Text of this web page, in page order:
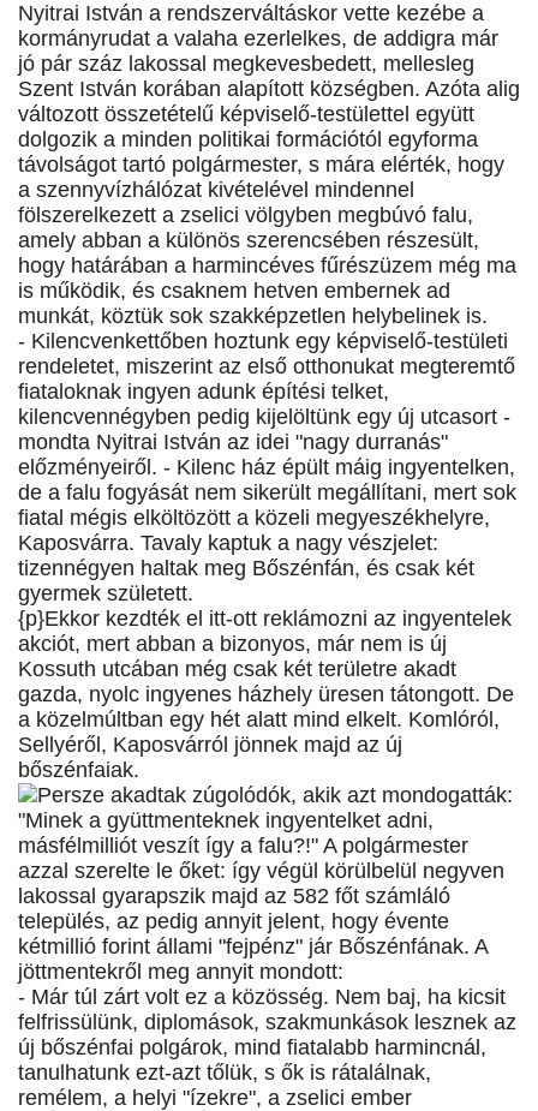
Nyitrai István a rendszerváltáskor vette kezébe a
kormányrudat a valaha ezerlelkes, de addigra már
jó pár száz lakossal megkevesbedett, mellesleg
Szent István korában alapított községben. Azóta alig
változott összetételű képviselő-testülettel együtt
dolgozik a minden politikai formációtól egyforma
távolságot tartó polgármester, s mára elérték, hogy
a szennyvízhálózat kivételével mindennel
fölszerelkezett a zselici völgyben megbúvó falu,
amely abban a különös szerencsében részesült,
hogy határában a harmincéves fűrészüzem még ma
is működik, és csaknem hetven embernek ad
munkát, köztük sok szakképzetlen helybelinek is.
- Kilencvenkettőben hoztunk egy képviselő-testületi
rendeletet, miszerint az első otthonukat megteremtő
fiataloknak ingyen adunk építési telket,
kilencvennégyben pedig kijelöltünk egy új utcasort -
mondta Nyitrai István az idei "nagy durranás"
előzményeiről. - Kilenc ház épült máig ingyentelken,
de a falu fogyását nem sikerült megállítani, mert sok
fiatal mégis elköltözött a közeli megyeszékhelyre,
Kaposvárra. Tavaly kaptuk a nagy vészjelet:
tizennégyen haltak meg Bőszénfán, és csak két
gyermek született.
{p}Ekkor kezdték el itt-ott reklámozni az ingyentelek
akciót, mert abban a bizonyos, már nem is új
Kossuth utcában még csak két területre akadt
gazda, nyolc ingyenes házhely üresen tátongott. De
a közelmúltban egy hét alatt mind elkelt. Komlóról,
Sellyéről, Kaposvárról jönnek majd az új
bőszénfaiak.
Persze akadtak zúgolódók, akik azt mondogatták:
"Minek a gyüttmenteknek ingyentelket adni,
másfélmilliót veszít így a falu?!" A polgármester
azzal szerelte le őket: így végül körülbelül negyven
lakossal gyarapszik majd az 582 főt számláló
település, az pedig annyit jelent, hogy évente
kétmillió forint állami "fejpénz" jár Bőszénfának. A
jöttmentekről meg annyit mondott:
- Már túl zárt volt ez a közösség. Nem baj, ha kicsit
felfrissülünk, diplomások, szakmunkások lesznek az
új bőszénfai polgárok, mind fiatalabb harmincnál,
tanulhatunk ezt-azt tőlük, s ők is rátalálnak,
remélem, a helyi "ízekre", a zselici ember